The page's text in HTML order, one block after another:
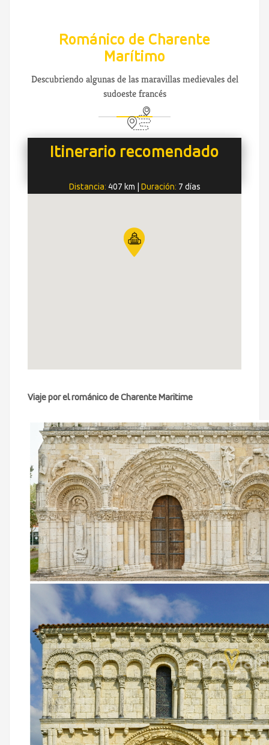
Románico de Charente
Marítimo
Descubriendo algunas de las maravillas medievales del
sudoeste francés
Itinerario recomendado
Distancia: 407 km Duración: 7 días
Viaje por el románico de Charente Maritime